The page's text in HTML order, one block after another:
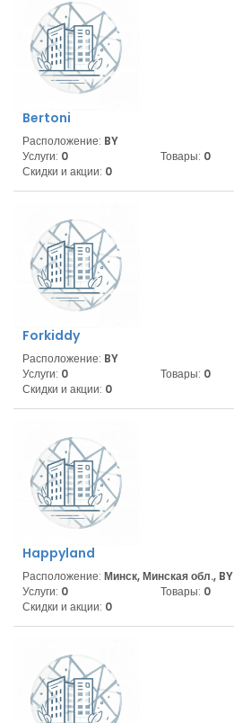
Bertoni
Расположение: BY
Услуги: 0 Товары: 0
Скидки и акции: 0
Forkiddy
Расположение: BY
Услуги: 0 Товары: 0
Скидки и акции: 0
Happyland
Расположение: Минск, Минская обл., BY
Услуги: 0 Товары: 0
Скидки и акции: 0